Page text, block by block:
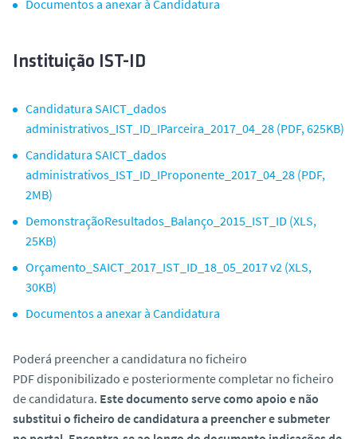
Documentos a anexar à Candidatura
Instituição IST-ID
Candidatura SAICT_dados
administrativos_IST_ID_IParceira_2017_04_28 (PDF, 625KB)
Candidatura SAICT_dados
administrativos_IST_ID_IProponente_2017_04_28 (PDF,
2MB)
DemonstraçãoResultados_Balanço_2015_IST_ID (XLS,
25KB)
Orçamento_SAICT_2017_IST_ID_18_05_2017 v2 (XLS,
30KB)
Documentos a anexar à Candidatura
Poderá preencher a candidatura no ficheiro
PDF disponibilizado e posteriormente completar no ficheiro
de candidatura. Este documento serve como apoio e não
substitui o ficheiro de candidatura a preencher e submeter